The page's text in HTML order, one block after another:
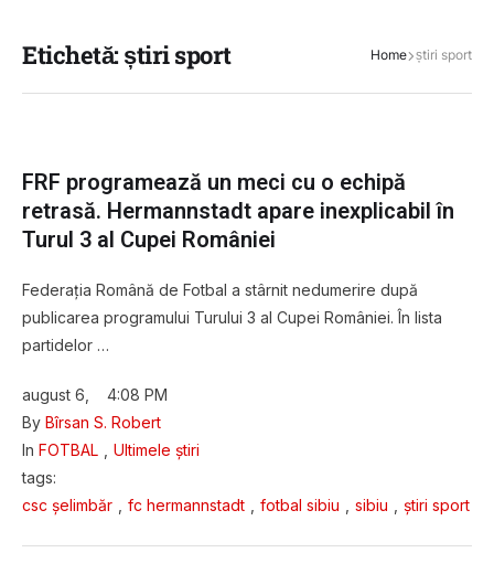
Etichetă:știri sport Home știri sport
FRF programează un meci cu o echipă
retrasă. Hermannstadt apare inexplicabil în
Turul 3 al Cupei României
Federația Română de Fotbal a stârnit nedumerire după
publicarea programului Turului 3 al Cupei României. În lista
partidelor …
august 6
4:08 PM
By Bîrsan S. Robert
In FOTBAL
Ultimele știri
tags:
csc șelimbăr
fc hermannstadt fotbal sibiu sibiu știri sport